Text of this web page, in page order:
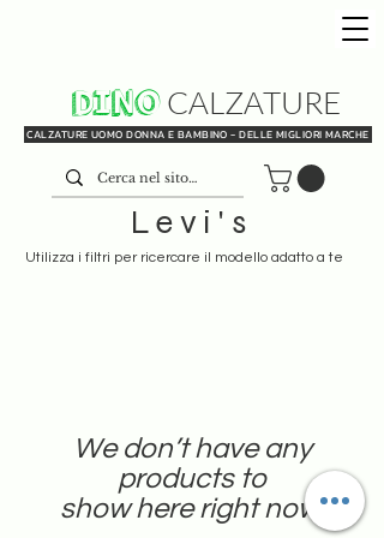
DINO
CALZATURE UOMO DONNA E BAMBINO - DELLE MIGLIORI MARCHE
CALZATURE
Levi's
Utilizza i filtri per ricercare il modello adatto a te
We don’t have any
products to
show here right now.